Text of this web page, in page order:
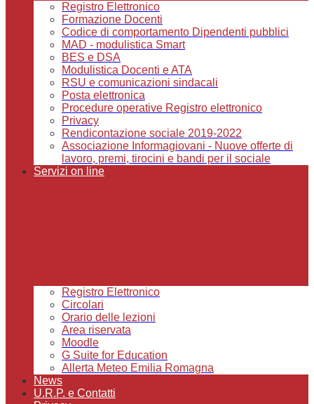
Registro Elettronico
Formazione Docenti
Codice di comportamento Dipendenti pubblici
MAD - modulistica Smart
BES e DSA
Modulistica Docenti e ATA
RSU e comunicazioni sindacali
Posta elettronica
Procedure operative Registro elettronico
Privacy
Rendicontazione sociale 2019-2022
Associazione Informagiovani - Nuove offerte di
lavoro, premi, tirocini e bandi per il sociale
Servizi on line
Registro Elettronico
Circolari
Orario delle lezioni
Area riservata
Moodle
G Suite for Education
Allerta Meteo Emilia Romagna
News
U.R.P. e Contatti